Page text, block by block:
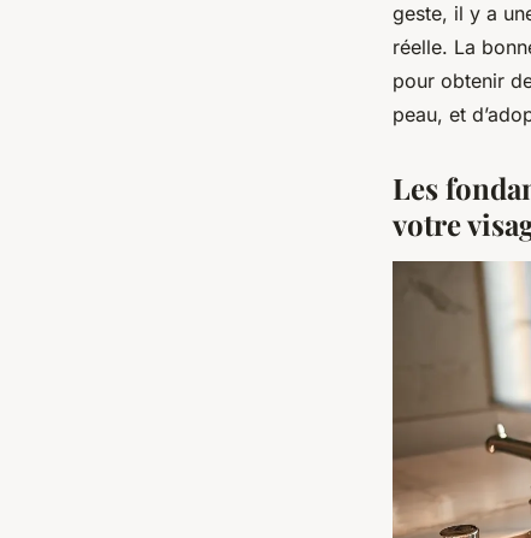
geste, il y a
réelle. La
pour obtenir
peau, et
Les
votre